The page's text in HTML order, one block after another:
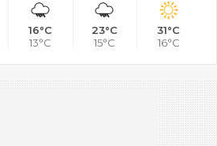
16°C
13°C
23°C
15°C
31°C
16°C